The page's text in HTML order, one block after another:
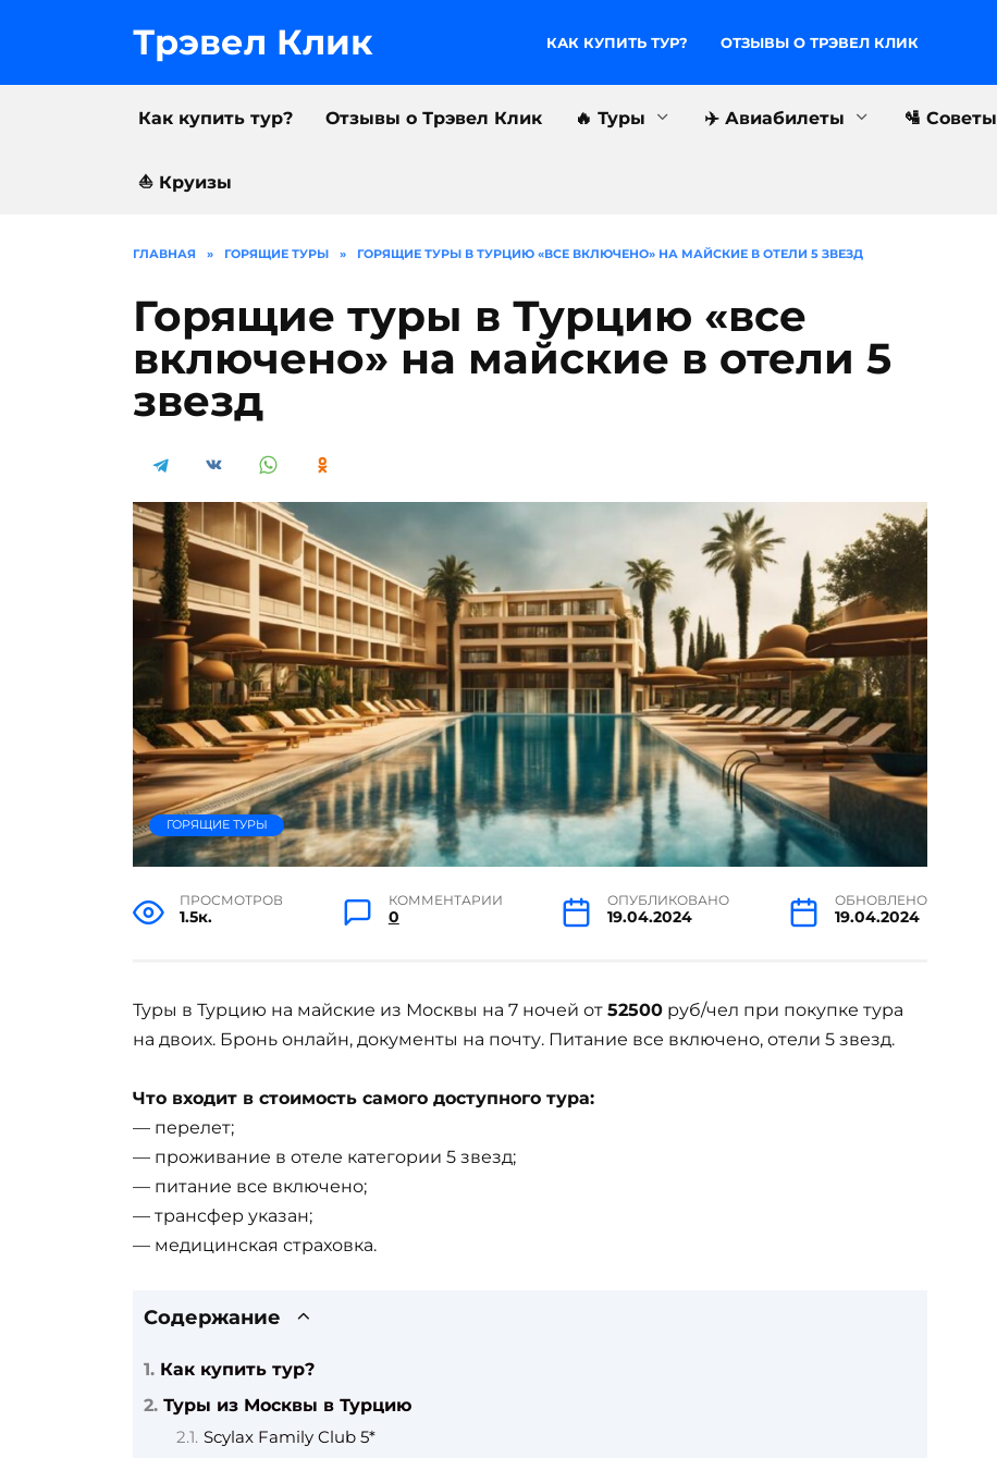
Трэвел Клик КАК КУПИТЬ ТУР? ОТЗЫВЫ О ТРЭВЕЛ КЛИК
Как купить тур? Отзывы о Трэвел Клик 🔥 Туры ✈️ Авиабилеты 🛂 Советы
⛵️ Круизы
ГЛАВНАЯ » ГОРЯЩИЕ ТУРЫ » ГОРЯЩИЕ ТУРЫ В ТУРЦИЮ «ВСЕ ВКЛЮЧЕНО» НА МАЙСКИЕ В ОТЕЛИ 5 ЗВЕЗД
Горящие туры в Турцию «все
включено» на майские в отели 5
звезд
ГОРЯЩИЕ ТУРЫ
ПРОСМОТРОВ
1.5к.
КОММЕНТАРИИ
0
ОПУБЛИКОВАНО
19.04.2024
ОБНОВЛЕНО
19.04.2024
Туры в Турцию на майские из Москвы на 7 ночей от 52500 руб/чел при покупке тура
на двоих. Бронь онлайн, документы на почту. Питание все включено, отели 5 звезд.
Что входит в стоимость самого доступного тура:
— перелет;
— проживание в отеле категории 5 звезд;
— питание все включено;
— трансфер указан;
— медицинская страховка.
Содержание
Как купить тур?
Туры из Москвы в Турцию
Scylax Family Club 5*